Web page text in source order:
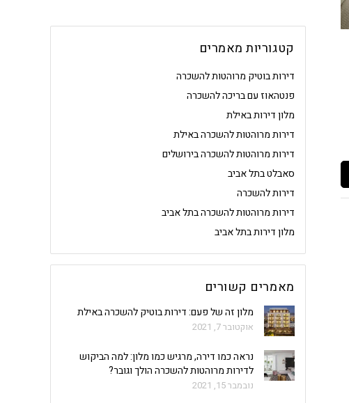
קטגוריות מאמרים
דירות בוטיק מרוהטות להשכרה
פנטהאוז עם בריכה להשכרה
מלון דירות באילת
דירות מרוהטות להשכרה באילת
דירות מרוהטות להשכרה בירושלים
סאבלט בתל אביב
דירות להשכרה
דירות מרוהטות להשכרה בתל אביב
מלון דירות בתל אביב
מאמרים קשורים
מלון זה של פעם: דירות בוטיק להשכרה באילת
אוקטובר 7, 2021
נראה כמו דירה, מרגיש כמו מלון: למה הביקוש
לדירות מרוהטות להשכרה הולך וגובר?
נובמבר 15, 2021